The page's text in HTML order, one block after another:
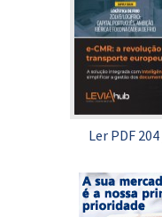
Ler PDF 204